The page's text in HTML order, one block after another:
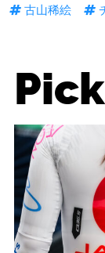
古山稀絵